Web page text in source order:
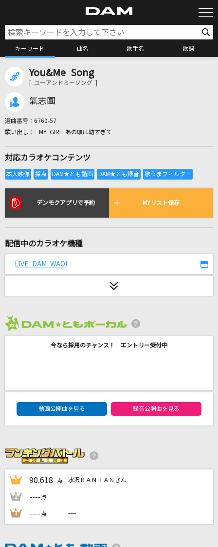
キーワード 曲名 歌手名 歌詞
カラオケ検索
全国りれき
リアルタイムで歌われている曲の一覧
ガンパレード・マーチ～歌え友よ、力のかぎり
～
バルーン
小柳ゆき
わたしの一番かわいいところ
IRIS OUT(ビデオクリップバージョン)
サマーナイトタウン
You&Me Song
[ ユーアンドミーソング ]
氣志團
選曲番号： 6760-57
MY GIRL あの頃は幼すぎて
対応カラオケコンテンツ
デンモクアプリで予約 MYリスト保存
配信中のカラオケ機種
LIVE DAM WAO!
今なら採用のチャンス！ エントリー受付中
DAM★ともボーカルエントリーランキング
動画公開曲を見る
録音公開曲を見る
1 90.618 点 水沢ＲＡＮＴＡＮさん
2 ----点 ----
3 ----点 ----